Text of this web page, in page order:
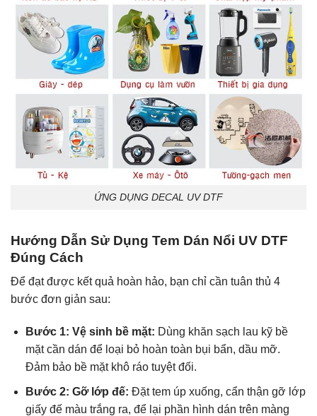
ỨNG DỤNG DECAL UV DTF
Hướng Dẫn Sử Dụng Tem Dán Nổi UV DTF
Đúng Cách
Để đạt được kết quả hoàn hảo, bạn chỉ cần tuân thủ 4
bước đơn giản sau:
Bước 1: Vệ sinh bề mặt: Dùng khăn sạch lau kỹ bề
mặt cần dán để loại bỏ hoàn toàn bụi bẩn, dầu mỡ.
Đảm bảo bề mặt khô ráo tuyệt đối.
Bước 2: Gỡ lớp đế: Đặt tem úp xuống, cẩn thận gỡ lớp
giấy đế màu trắng ra, để lại phần hình dán trên màng